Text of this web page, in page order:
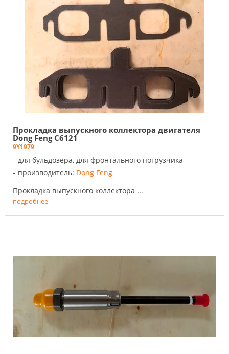
Прокладка выпускного коллектора двигателя
Dong Feng C6121
9Y1979
для бульдозера, для фронтального погрузчика
производитель: Dong Feng
Прокладка выпускного коллектора ...
подробнее